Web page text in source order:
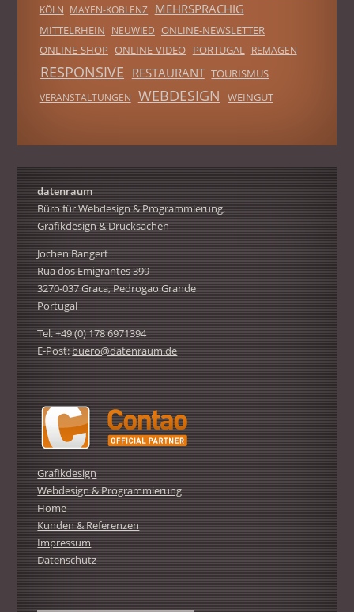
KÖLN MAYEN-KOBLENZ MEHRSPRACHIG
MITTELRHEIN NEUWIED ONLINE-NEWSLETTER
ONLINE-SHOP ONLINE-VIDEO PORTUGAL REMAGEN
RESPONSIVE RESTAURANT TOURISMUS
VERANSTALTUNGEN WEBDESIGN WEINGUT
datenraum
Büro für Webdesign & Programmierung,
Grafikdesign & Drucksachen
Jochen Bangert
Rua dos Emigrantes 399
3270-037 Graca, Pedrogao Grande
Portugal
Tel. +49 (0) 178 6971394
E-Post:buero@datenraum.de
Grafikdesign
Webdesign & Programmierung
Home
Kunden & Referenzen
Impressum
Datenschutz